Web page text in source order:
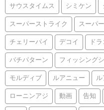
サウスタイムス シミケン
スーパーストライク スーパ
チェリーパイ デコイ ド
バチパターン フィッシング
モルディブ ルアニュー ル
ローニンアジ 動画 告知